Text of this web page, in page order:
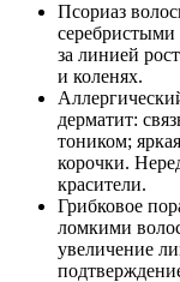
Псориаз
за линией
и коленях.
дерматит:
тоником;
корочки.
красители.
Грибковое
ломкими
увеличение